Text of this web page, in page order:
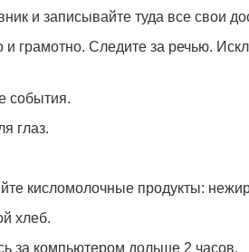
и записывайте туда все свои
и грамотно. Следите за речью.
события.
глаз.
кисломолочные продукты:
хлеб.
за компьютером дольше 2 часов.